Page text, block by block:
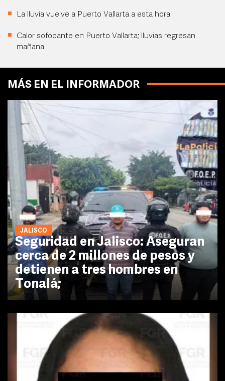
La lluvia vuelve a Puerto Vallarta a esta hora
Calor sofocante en Puerto Vallarta; lluvias regresan
mañana
MÁS EN EL INFORMADOR
JALISCO
Seguridad en Jalisco: Aseguran
cerca de 2 millones de pesos y
detienen a tres hombres en
Tonalá;